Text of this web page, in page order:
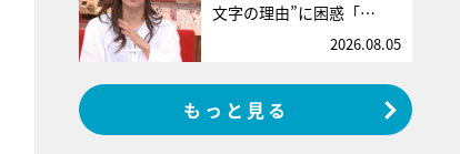
文字の理由”に困惑「…
2026.08.05
もっと見る